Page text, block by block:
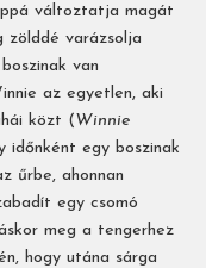
változtatja magát
zölddé varázsolja
van
az egyetlen, aki
közt ( Winnie
időnként egy boszinak
űrbe, ahonnan
egy csomó
meg a tengerhez
hogy utána sárga